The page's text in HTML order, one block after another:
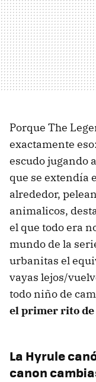
Porque The
exactamente
escudo jugando
que se extendía
alrededor,
animalicos,
el que todo era
mundo de la
urbanitas el
vayas lejos/
todo niño de
el primer rito
La Hyrule
canon